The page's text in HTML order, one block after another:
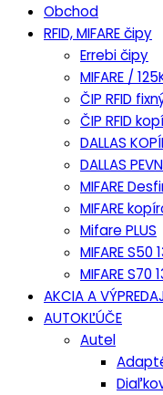
Obchod
RFID, MIFARE čipy
Errebi čipy
MIFARE /
ČIP RFID
ČIP RFID
DALLAS
DALLAS
MIFARE
MIFARE
Mifare PLUS
MIFARE S50
MIFARE S70
AKCIA A
AUTOKĽÚČE
Autel